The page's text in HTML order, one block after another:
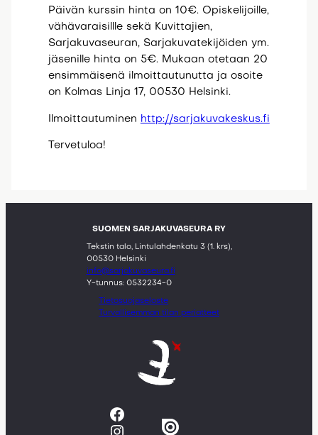
Päivän kurssin hinta on 10€. Opiskelijoille,
vähävaraisillle sekä Kuvittajien,
Sarjakuvaseuran, Sarjakuvatekijöiden ym.
jäsenille hinta on 5€. Mukaan otetaan 20
ensimmäisenä ilmoittautunutta ja osoite
on Kolmas Linja 17, 00530 Helsinki.
Ilmoittautuminen http://sarjakuvakeskus.fi
Tervetuloa!
SUOMEN SARJAKUVASEURA RY
Tekstin talo, Lintulahdenkatu 3 (1. krs),
00530 Helsinki
info@sarjakuvaseura.fi
Y-tunnus: 0532234-0
Tietosuojaseloste
Turvallisemman tilan periatteet
Facebook
Instagram